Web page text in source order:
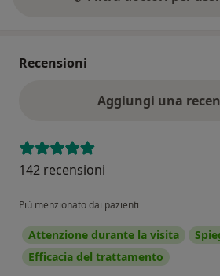
Recensioni
Aggiungi una
142 recensioni
Più menzionato dai pazienti
Attenzione durante la visita
Efficacia del trattamento